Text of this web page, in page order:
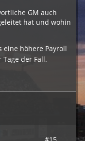
GM auch
hat und wohin
eine höhere Payroll
der Fall.